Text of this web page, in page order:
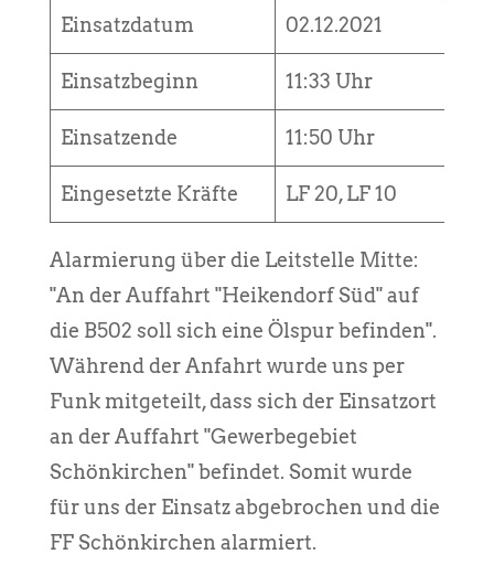
Einsatzdatum 02.12.2021
Einsatzbeginn 11:33 Uhr
Einsatzende 11:50 Uhr
Eingesetzte Kräfte LF 20, LF 10
Alarmierung über die Leitstelle Mitte:
"An der Auffahrt "Heikendorf Süd" auf
die B502 soll sich eine Ölspur befinden".
Während der Anfahrt wurde uns per
Funk mitgeteilt, dass sich der Einsatzort
an der Auffahrt "Gewerbegebiet
Schönkirchen" befindet. Somit wurde
für uns der Einsatz abgebrochen und die
FF Schönkirchen alarmiert.